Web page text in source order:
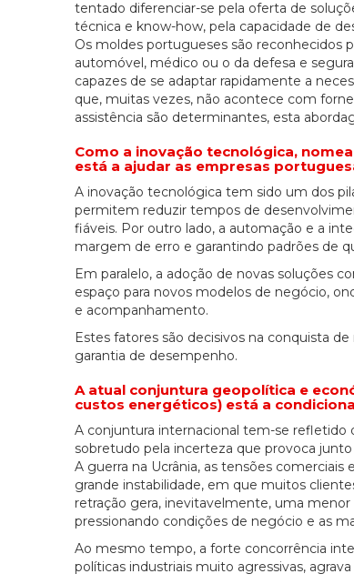
tentado diferenciar-se pela oferta de
técnica e know-how, pela capacidade de
Os moldes portugueses são reconhecidos
automóvel, médico ou o da defesa e
capazes de se adaptar rapidamente a
que, muitas vezes, não acontece com
assistência são determinantes, esta
Como a inovação tecnológica,
está a ajudar as empresas
A inovação tecnológica tem sido um dos
permitem reduzir tempos de
fiáveis. Por outro lado, a automação e a
margem de erro e garantindo padrões de
Em paralelo, a adoção de novas soluções
espaço para novos modelos de negócio,
e acompanhamento.
Estes fatores são decisivos na conquista
garantia de desempenho.
A atual conjuntura geopolítica e
custos energéticos) está a
A conjuntura internacional tem-se
sobretudo pela incerteza que provoca
A guerra na Ucrânia, as tensões
grande instabilidade, em que muitos
retração gera, inevitavelmente, uma
pressionando condições de negócio e as
Ao mesmo tempo, a forte concorrência
políticas industriais muito agressivas,